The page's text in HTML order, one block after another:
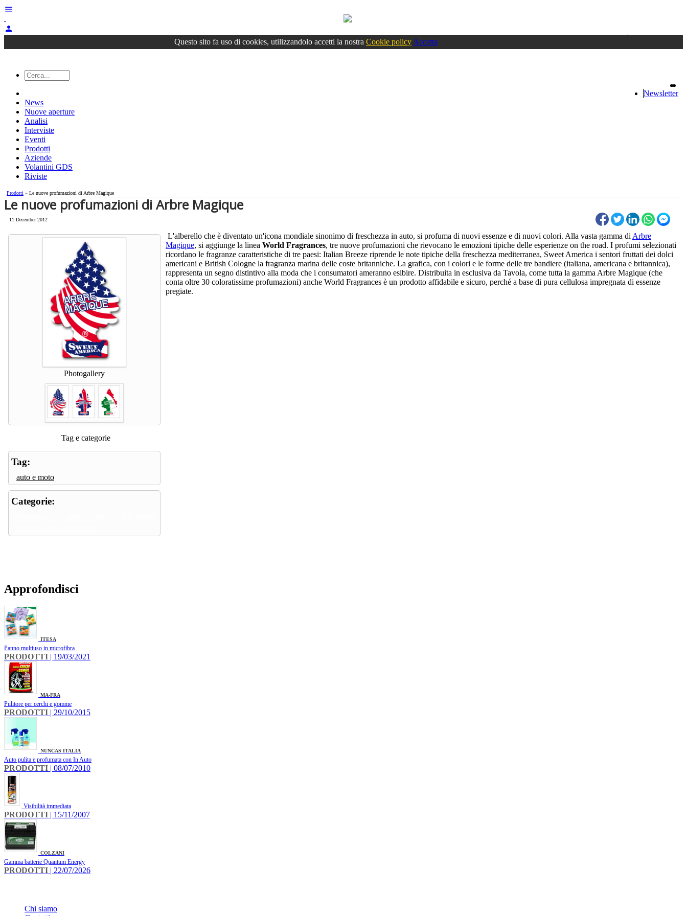
menu
person
Accedioppure registrati
Questo sito fa uso di cookies, utilizzandolo accetti la nostra Cookie policy Accetta
Newsletter
News
Nuove aperture
Analisi
Interviste
Eventi
Prodotti
Aziende
Volantini GDS
Riviste
Prodotti » Le nuove profumazioni di Arbre Magique
Le nuove profumazioni di Arbre Magique
11 December 2012
Photogallery
Tag e categorie
Tag:
auto e moto
Categorie:
L'alberello che è diventato un'icona mondiale sinonimo di freschezza in auto, si profuma di nuovi essenze e di nuovi colori. Alla vasta gamma di Arbre
Magique, si aggiunge la linea World Fragrances, tre nuove profumazioni che rievocano le emozioni tipiche delle esperienze on the road. I profumi selezionati
ricordano le fragranze caratteristiche di tre paesi: Italian Breeze riprende le note tipiche della freschezza mediterranea, Sweet America i sentori fruttati dei dolci
americani e British Cologne la fragranza marina delle coste britanniche. La grafica, con i colori e le forme delle tre bandiere (italiana, americana e britannica),
rappresenta un segno distintivo alla moda che i consumatori ameranno esibire. Distribuita in esclusiva da Tavola, come tutta la gamma Arbre Magique (che
conta oltre 30 coloratissime profumazioni) anche World Fragrances è un prodotto affidabile e sicuro, perché a base di pura cellulosa impregnata di essenze
pregiate.
Approfondisci
ITESA
Panno multiuso in microfibra
PRODOTTI | 19/03/2021
MA-FRA
Pulitore per cerchi e gomme
PRODOTTI | 29/10/2015
NUNCAS ITALIA
Auto pulita e profumata con In Auto
PRODOTTI | 08/07/2010
Visibilità immediata
PRODOTTI | 15/11/2007
COLZANI
Gamma batterie Quantum Energy
PRODOTTI | 22/07/2026
Chi siamo